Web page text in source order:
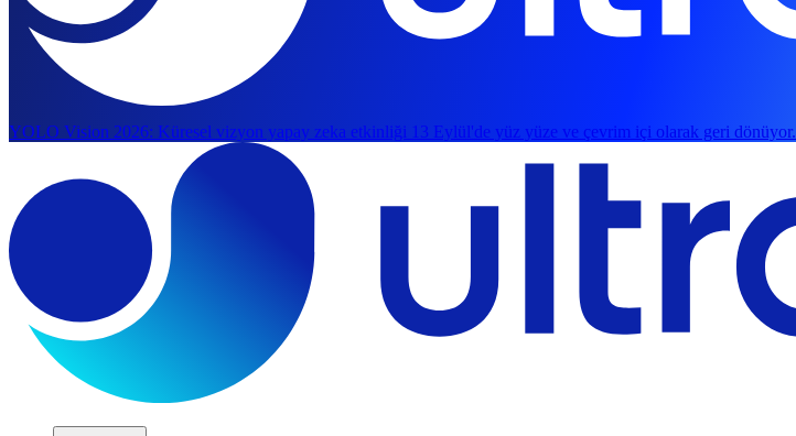
YOLO Vision 2026: Küresel vizyon yapay zeka etkinliği 13 Eylül'de yüz yüze ve çevrim içi olarak geri dönüyor.